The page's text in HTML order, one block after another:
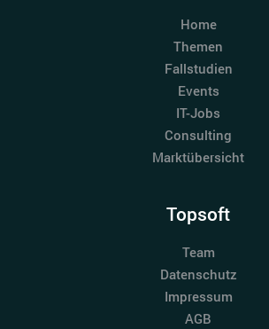
Home
Themen
Fallstudien
Events
IT-Jobs
Consulting
Marktübersicht
Topsoft
Team
Datenschutz
Impressum
AGB